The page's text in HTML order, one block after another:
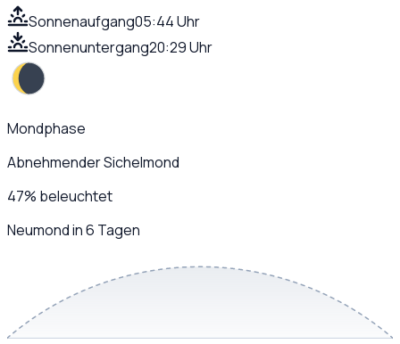
Sonnenaufgang05:44 Uhr
Sonnenuntergang20:29 Uhr
Mondphase
Abnehmender Sichelmond
47% beleuchtet
Neumond in 6 Tagen